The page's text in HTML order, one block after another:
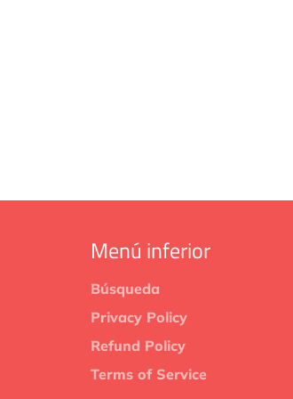
Menú inferior
Búsqueda
Privacy Policy
Refund Policy
Terms of Service